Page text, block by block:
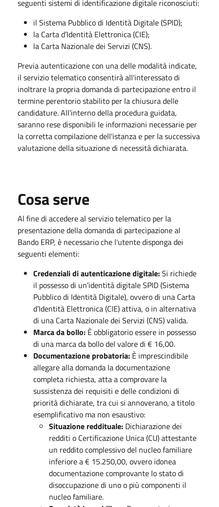
seguenti sistemi di identificazione digitale riconosciuti:
il Sistema Pubblico di Identità Digitale (SPID);
la Carta d’Identità Elettronica (CIE);
la Carta Nazionale dei Servizi (CNS).
Previa autenticazione con una delle modalità indicate,
il servizio telematico consentirà all'interessato di
inoltrare la propria domanda di partecipazione entro il
termine perentorio stabilito per la chiusura delle
candidature. All'interno della procedura guidata,
saranno rese disponibili le informazioni necessarie per
la corretta compilazione dell'istanza e per la successiva
valutazione della situazione di necessità dichiarata.
Cosa serve
Al fine di accedere al servizio telematico per la
presentazione della domanda di partecipazione al
Bando ERP, è necessario che l'utente disponga dei
seguenti elementi:
Credenziali di autenticazione digitale:Si richiede
il possesso di un'identità digitale SPID (Sistema
Pubblico di Identità Digitale), ovvero di una Carta
d’Identità Elettronica (CIE) attiva, o in alternativa
di una Carta Nazionale dei Servizi (CNS) valida.
Marca da bollo: È obbligatorio essere in possesso
di una marca da bollo del valore di € 16,00.
Documentazione probatoria: È imprescindibile
allegare alla domanda la documentazione
completa richiesta, atta a comprovare la
sussistenza dei requisiti e delle condizioni di
priorità dichiarate, tra cui si annoverano, a titolo
esemplificativo ma non esaustivo:
Situazione reddituale: Dichiarazione dei
redditi o Certificazione Unica (CU) attestante
un reddito complessivo del nucleo familiare
inferiore a € 15.250,00, ovvero idonea
documentazione comprovante lo stato di
disoccupazione di uno o più componenti il
nucleo familiare.